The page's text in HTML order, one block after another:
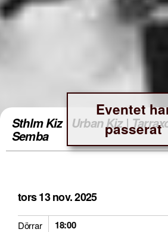
Sthlm Kiz | Urban Kiz |
Semba
tors 13 nov. 2025
Dörrar 18:00
Eventet
passerat
d
i
s
a
k
o
g